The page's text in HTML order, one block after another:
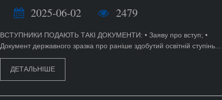
2025-06-02
2479
ВСТУПНИКИ ПОДАЮТЬ ТАКІ ДОКУМЕНТИ: • Заяву про вступ; •
Документ державного зразка про раніше здобутий освітній ступінь...
ДЕТАЛЬНІШЕ